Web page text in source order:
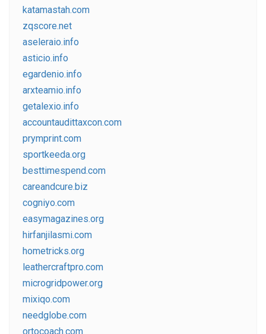
katamastah.com
zqscore.net
aseleraio.info
asticio.info
egardenio.info
arxteamio.info
getalexio.info
accountaudittaxcon.com
prymprint.com
sportkeeda.org
besttimespend.com
careandcure.biz
cogniyo.com
easymagazines.org
hirfanjilasmi.com
hometricks.org
leathercraftpro.com
microgridpower.org
mixiqo.com
needglobe.com
ortocoach.com